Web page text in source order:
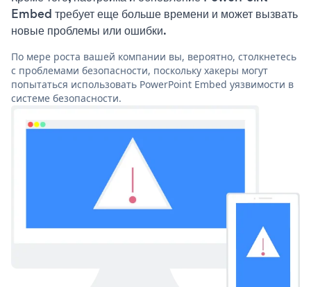
Embed требует еще больше времени и может вызвать
новые проблемы или ошибки.
По мере роста вашей компании вы, вероятно, столкнетесь
с проблемами безопасности, поскольку хакеры могут
попытаться использовать PowerPoint Embed уязвимости в
системе безопасности.